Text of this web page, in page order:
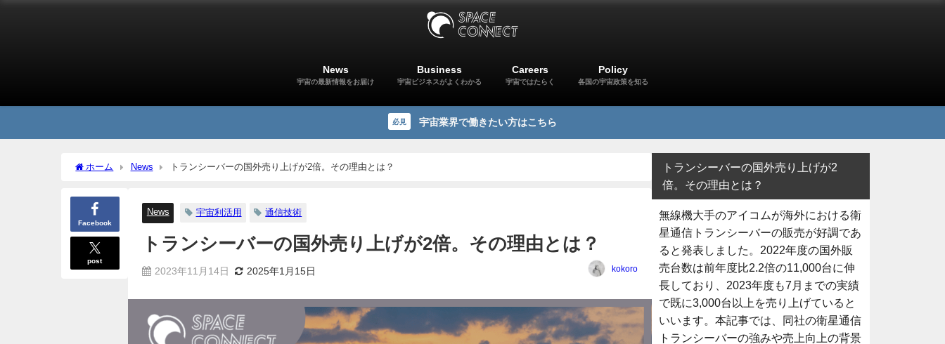
News
宇宙の最新情報をお届け
Business
宇宙ビジネスがよくわかる
Careers
宇宙ではたらく
Policy
各国の宇宙政策を知る
必見 宇宙業界で働きたい方はこちら
ホーム News トランシーバーの国外売り上げが2倍。その理由とは？
Facebook
post
News 宇宙利活用 通信技術
トランシーバーの国外売り上げが2倍。その理由とは？
2023年11月14日 2025年1月15日 kokoro
トランシーバーの国外売り上げが2
倍。その理由とは？
無線機大手のアイコムが海外における衛
星通信トランシーバーの販売が好調であ
ると発表しました。2022年度の国外販
売台数は前年度比2.2倍の11,000台に伸
長しており、2023年度も7月までの実績
で既に3,000台以上を売り上げていると
いいます。本記事では、同社の衛星通信
トランシーバーの強みや売上向上の背景